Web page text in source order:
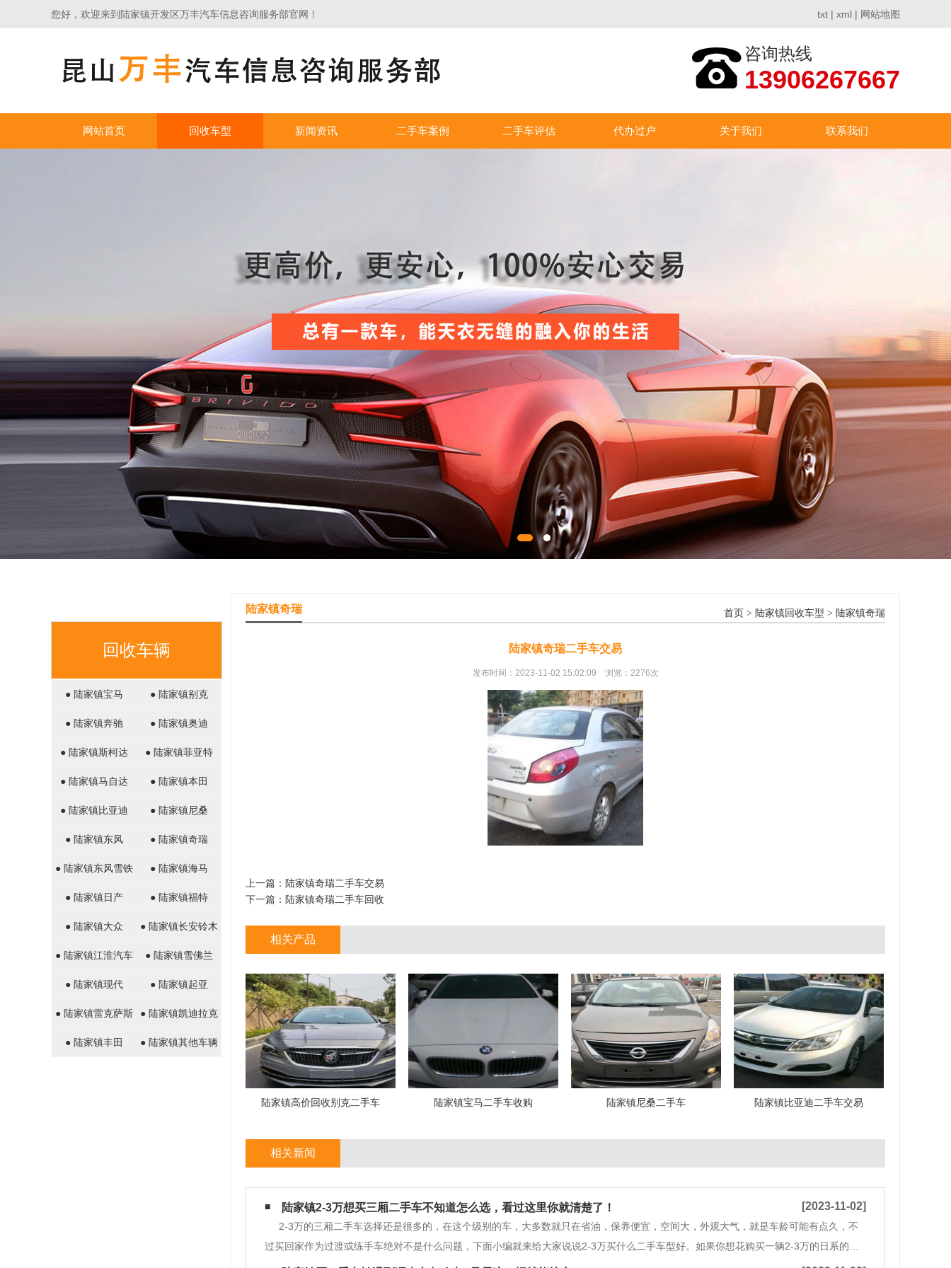
您好，欢迎来到陆家镇开发区万丰汽车信息咨询服务部官网！ txt | xml | 网站地图
咨询热线
13906267667
网站首页 回收车型 新闻资讯 二手车案例 二手车评估 代办过户 关于我们 联系我们
回收车辆
● 陆家镇宝马 ● 陆家镇别克
● 陆家镇奔驰 ● 陆家镇奥迪
● 陆家镇斯柯达 ● 陆家镇菲亚特
● 陆家镇马自达 ● 陆家镇本田
● 陆家镇比亚迪 ● 陆家镇尼桑
● 陆家镇东风 ● 陆家镇奇瑞
● 陆家镇东风雪铁
龙
● 陆家镇海马
● 陆家镇日产 ● 陆家镇福特
● 陆家镇大众 ● 陆家镇长安铃木
● 陆家镇江淮汽车 ● 陆家镇雪佛兰
● 陆家镇现代 ● 陆家镇起亚
● 陆家镇雷克萨斯 ● 陆家镇凯迪拉克
● 陆家镇丰田 ● 陆家镇其他车辆
陆家镇奇瑞 首页 > 陆家镇回收车型 > 陆家镇奇瑞
陆家镇奇瑞二手车交易
发布时间：2023-11-02 15:02:09 浏览：2276次
上一篇： 陆家镇奇瑞二手车交易
下一篇： 陆家镇奇瑞二手车回收
相关产品
陆家镇高价回收别克二手车 陆家镇宝马二手车收购 陆家镇尼桑二手车 陆家镇比亚迪二手车交易
相关新闻
陆家镇2-3万想买三厢二手车不知道怎么选，看过这里你就清楚了！ [2023-11-02]
2-3万的三厢二手车选择还是很多的，在这个级别的车，大多数就只在省油，保养便宜，空间大，外观大气，就是车龄可能有点久，不
过买回家作为过渡或练手车绝对不是什么问题，下面小编就来给大家说说2-3万买什么二手车型好。如果你想花购买一辆2-3万的日系的三